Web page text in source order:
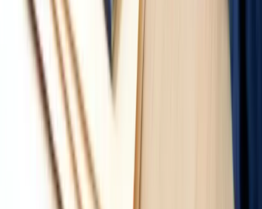
Hướng dẫn dùng đúng 3 công cụ của Home Affairs: ImmiAccount
nộp và theo dõi hồ sơ, VEVO kiểm tra điều kiện visa, trang
processing times — cùng cách liên hệ khi hồ sơ quá hạn.